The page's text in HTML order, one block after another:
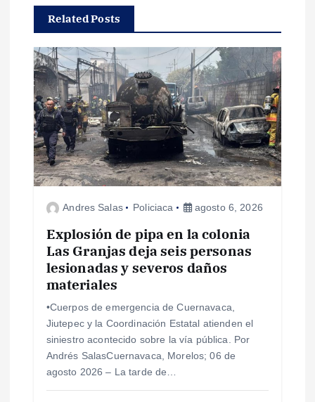
c
ó
n
d
e
Related Posts
Andres Salas Policiaca agosto 6, 2026
Explosión de pipa en la colonia
Las Granjas deja seis personas
lesionadas y severos daños
materiales
•Cuerpos de emergencia de Cuernavaca,
Jiutepec y la Coordinación Estatal atienden el
siniestro acontecido sobre la vía pública. Por
Andrés SalasCuernavaca, Morelos; 06 de
agosto 2026 – La tarde de…